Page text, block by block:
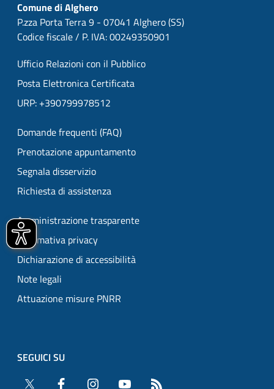
Comune di Alghero
P.zza Porta Terra 9 - 07041 Alghero (SS)
Codice fiscale / P. IVA: 00249350901
Ufficio Relazioni con il Pubblico
Posta Elettronica Certificata
URP: +390799978512
Domande frequenti (FAQ)
Prenotazione appuntamento
Segnala disservizio
Richiesta di assistenza
Amministrazione trasparente
Informativa privacy
Dichiarazione di accessibilità
Note legali
Attuazione misure PNRR
SEGUICI SU
Twitter
Facebook Instagram YouTube